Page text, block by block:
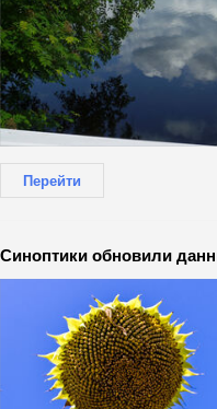
Перейти
Синоптики обновили